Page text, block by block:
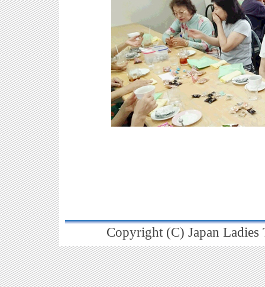
Copyright (C) Japan